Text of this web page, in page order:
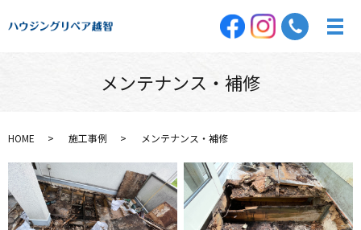
メンテナンス・補修
HOME 施工事例 メンテナンス・補修